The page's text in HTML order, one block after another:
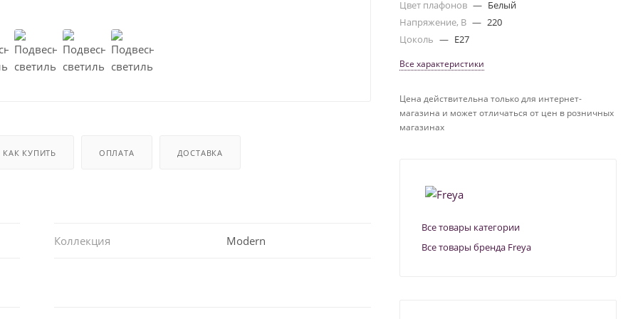
КАК КУПИТЬ ОПЛАТА ДОСТАВКА
Коллекция Modern
Цвет плафонов — Белый
Напряжение, В — 220
Цоколь — E27
Все характеристики
Цена действительна только для интернет-
магазина и может отличаться от цен в розничных
магазинах
Все товары категории
Все товары бренда Freya